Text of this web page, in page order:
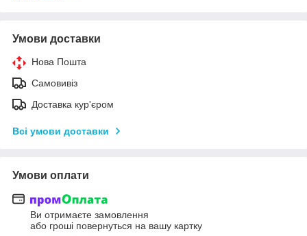
Умови доставки
Нова Пошта
Самовивіз
Доставка кур'єром
Всі умови доставки
Умови оплати
Ви отримаєте замовлення
або гроші повернуться на вашу картку